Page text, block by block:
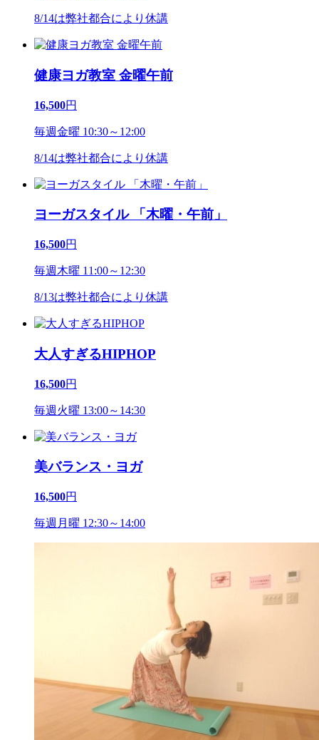
8/14は弊社都合により休講
健康ヨガ教室 金曜午前
16,500円
毎週金曜 10:30～12:00
8/14は弊社都合により休講
ヨーガスタイル 「木曜・午前」
16,500円
毎週木曜 11:00～12:30
8/13は弊社都合により休講
大人すぎるHIPHOP
16,500円
毎週火曜 13:00～14:30
美バランス・ヨガ
16,500円
毎週月曜 12:30～14:00